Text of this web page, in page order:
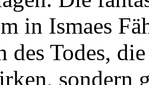
in Ismaes
des Todes,
sondern